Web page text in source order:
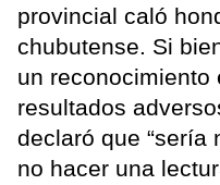
provincial caló
chubutense. Si
un reconocimiento
resultados
declaró que “sería
no hacer una